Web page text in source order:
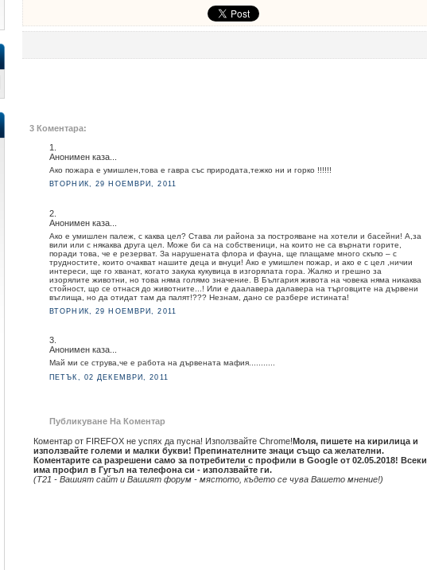
3 Коментара:
1.
Анонимен каза...
Ако пожара е умишлен,това е гавра със природата,тежко ни и горко !!!!!!
ВТОРНИК, 29 НОЕМВРИ, 2011
2.
Анонимен каза...
Ако е умишлен палеж, с каква цел? Става ли района за построяване на хотели и басейни! А,за
вили или с някаква друга цел. Може би са на собственици, на които не са върнати горите,
поради това, че е резерват. За нарушената флора и фауна, ще плащаме много скъпо – с
трудностите, които очакват нашите деца и внуци! Ако е умишлен пожар, и ако е с цел ,ничии
интереси, ще го хванат, когато закука кукувица в изгорялата гора. Жалко и грешно за
изорялите животни, но това няма голямо значение. В България живота на човека няма никаква
стойност, що се отнася до животните...! Или е даалавера далавера на търговците на дървени
въглища, но да отидат там да палят!??? Незнам, дано се разбере истината!
ВТОРНИК, 29 НОЕМВРИ, 2011
3.
Анонимен каза...
Май ми се струва,че е работа на дървената мафия...........
ПЕТЪК, 02 ДЕКЕМВРИ, 2011
Публикуване На Коментар
Коментар от FIREFOX не успях да пусна! Използвайте Chrome!Моля, пишете на кирилица и
използвайте големи и малки букви! Препинателните знаци също са желателни.
Коментарите са разрешени само за потребители с профили в Google от 02.05.2018! Всеки
има профил в Гугъл на телефона си - използвайте ги.
(Т21 - Вашият сайт и Вашият форум - мястото, където се чува Вашето мнение!)